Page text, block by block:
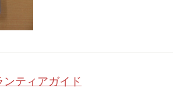
ンティアガイド